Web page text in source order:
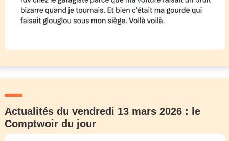
Actualités du vendredi 13 mars 2026 : le
Comptwoir du jour